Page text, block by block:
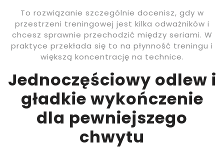
To rozwiązanie szczególnie docenisz, gdy w
przestrzeni treningowej jest kilka odważników i
chcesz sprawnie przechodzić między seriami. W
praktyce przekłada się to na płynność treningu i
większą koncentrację na technice.
Jednoczęściowy odlew i
gładkie wykończenie
dla pewniejszego
chwytu